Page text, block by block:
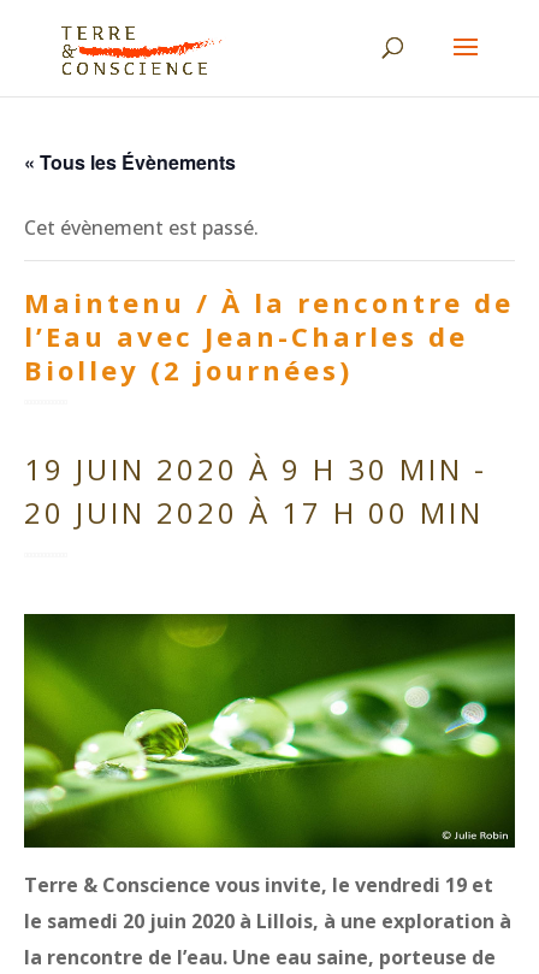
« Tous les Évènements
Cet évènement est passé.
Maintenu / À la rencontre de
l’Eau avec Jean-Charles de
Biolley (2 journées)
19 JUIN 2020 À 9 H 30 MIN -
20 JUIN 2020 À 17 H 00 MIN
Terre & Conscience vous invite, le vendredi 19 et
le samedi 20 juin 2020 à Lillois, à une exploration à
la rencontre de l’eau. Une eau saine, porteuse de